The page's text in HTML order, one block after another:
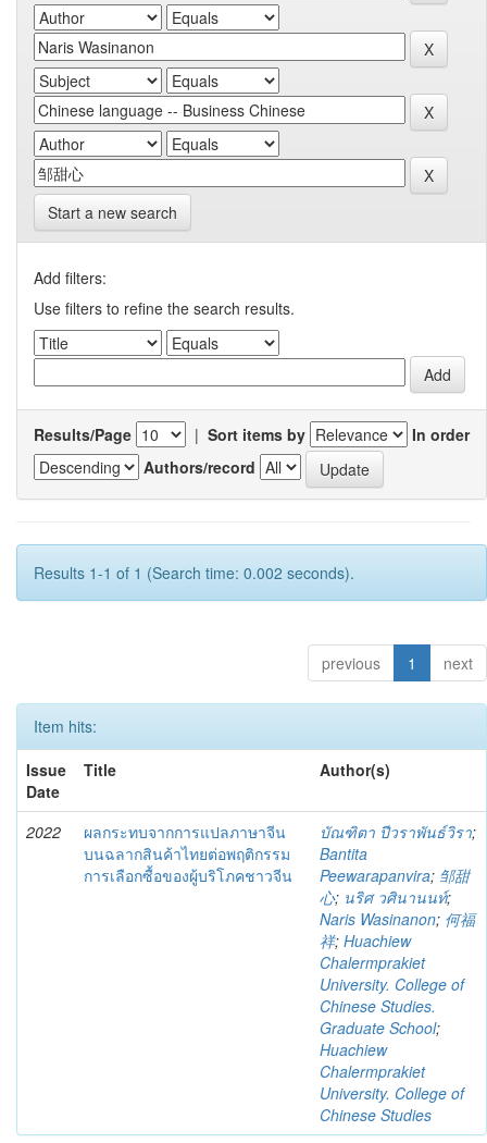
Start a new search
Add filters:
Use filters to refine the search results.
Results/Page | Sort items by
In order
Authors/record
Results 1-1 of 1 (Search time: 0.002 seconds).
previous 1 next
Item hits:
Issue
Date
Title Author(s)
2022
ผลกระทบจากการแปลภาษาจีน
บนฉลากสินค้าไทยต่อพฤติกรรม
การเลือกซื้อของผู้บริโภคชาวจีน
บัณฑิตา ปีวราพันธ์วิรา;
Bantita
Peewarapanvira; 邹甜
心; นริศ วศินานนท์;
Naris Wasinanon; 何福
祥; Huachiew
Chalermprakiet
University. College of
Chinese Studies.
Graduate School;
Huachiew
Chalermprakiet
University. College of
Chinese Studies